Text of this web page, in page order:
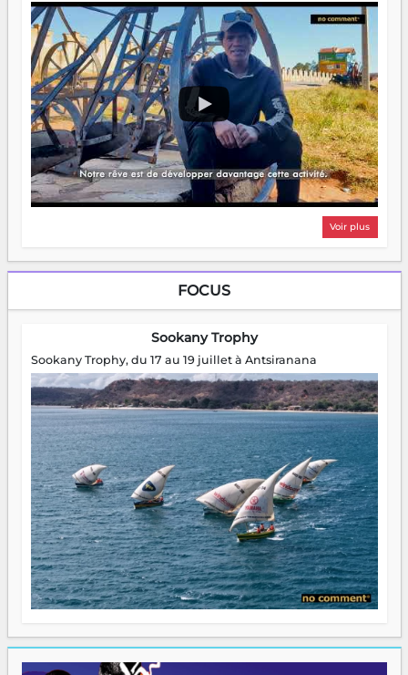
Voir plus
FOCUS
Sookany Trophy
Sookany Trophy, du 17 au 19 juillet à Antsiranana